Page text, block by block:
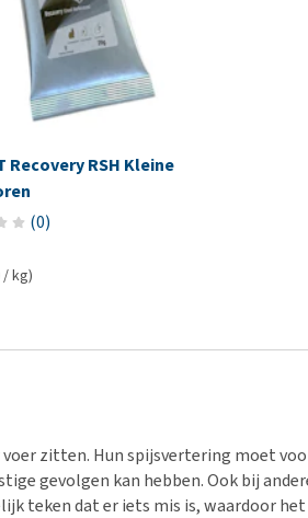
Recovery RSH Kleine
(0)
/ kg)
zitten. Hun spijsvertering moet
gevolgen kan hebben. Ook bij
teken dat er iets mis is, waardoor het